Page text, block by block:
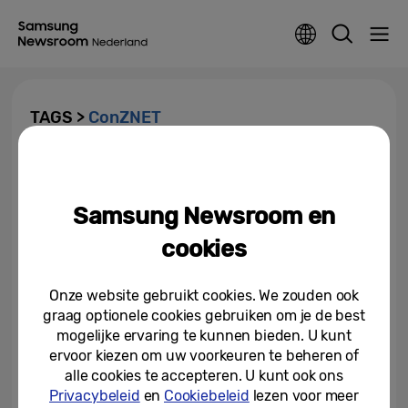
TAGS > ConZNET
algoritme...
10-07-2018
werelds meest prestigieuze
machine reading...
Samsung Newsroom en
cookies
Onze website gebruikt cookies. We zouden ook
graag optionele cookies gebruiken om je de best
mogelijke ervaring te kunnen bieden. U kunt
ervoor kiezen om uw voorkeuren te beheren of
alle cookies te accepteren. U kunt ook ons
Privacybeleid en Cookiebeleid lezen voor meer